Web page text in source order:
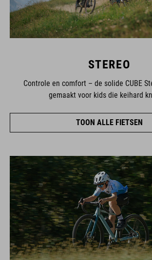
STEREO
Controle en comfort – de solide CUBE
gemaakt voor kids die keihard
TOON ALLE FIETSEN